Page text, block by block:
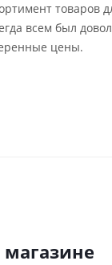
товаров
всем был
цены.